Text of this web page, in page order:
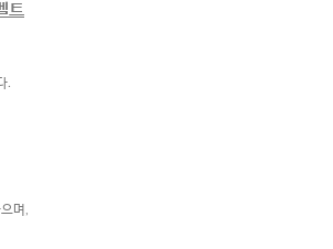
트
.
며,